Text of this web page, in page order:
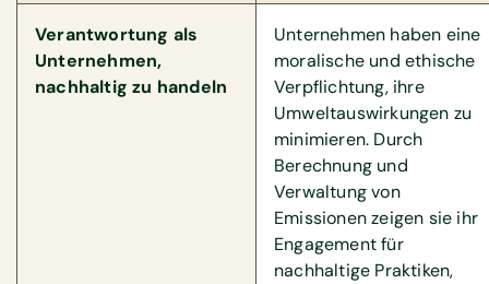
Verantwortung als
Unternehmen,
nachhaltig zu handeln
Unternehmen haben eine
moralische und ethische
Verpflichtung, ihre
Umweltauswirkungen zu
minimieren. Durch
Berechnung und
Verwaltung von
Emissionen zeigen sie ihr
Engagement für
nachhaltige Praktiken,